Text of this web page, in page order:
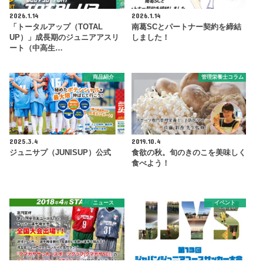
2026.1.14
「トータルアップ（TOTAL
UP）」成長期のジュニアアスリ
ート（中高生…
2026.1.14
南葛SCとパートナー契約を締結
しました！
商品紹介
2025.3.4
ジュニサプ（JUNISUP）公式
管理栄養士コラム
2019.10.4
食欲の秋。旬のきのこを美味しく
食べよう！
ニュース イベント